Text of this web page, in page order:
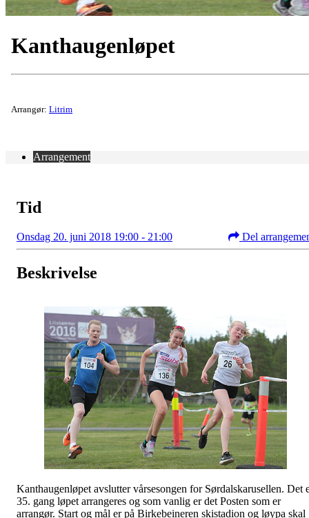
Kanthaugenløpet
Arrangør: Litrim
Arrangement
Tid
Onsdag 20. juni 2018 19:00 - 21:00 Del
Beskrivelse
Kanthaugenløpet avslutter vårsesongen for Sørdalskarusellen. Det
35. gang løpet arrangeres og som vanlig er det Posten som er
arrangør. Start og mål er på Birkebeineren skistadion og løypa skal